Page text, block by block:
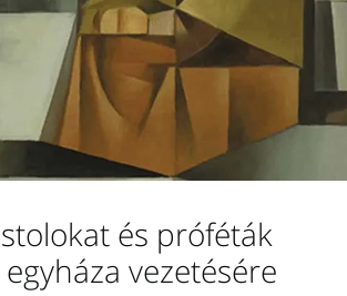
és próféták
vezetésére